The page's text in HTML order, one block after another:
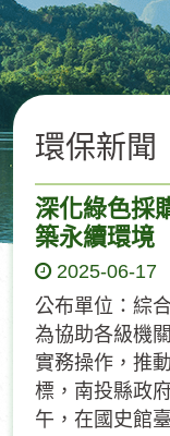
塊
環保新聞
深化綠色採
築永續環境
2025-06-17
公布單位：綜
為協助各級機
實務操作，推
標，南投縣政
午，在國史館